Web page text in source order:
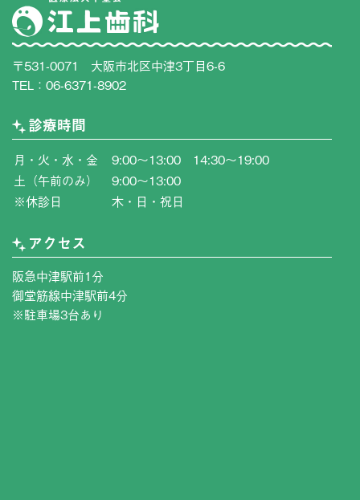
〒531-0071 大阪市北区中津3丁目6-6
TEL： 06-6371-8902
診療時間
月・火・水・金
9:00〜13:00 14:30〜19:00
土（午前のみ）
9:00〜13:00
※休診日
木・日・祝日
アクセス
阪急中津駅前1分
御堂筋線中津駅前4分
※駐車場3台あり